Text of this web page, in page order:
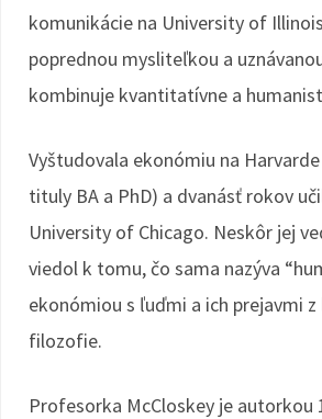
komunikácie na University of
poprednou mysliteľkou a
kombinuje kvantitatívne a
Vyštudovala ekonómiu na
tituly BA a PhD) a dvanásť rokov
University of Chicago. Neskôr jej
viedol k tomu, čo sama nazýva
ekonómiou s ľuďmi a ich prejavmi
filozofie.
Profesorka McCloskey je autorkou